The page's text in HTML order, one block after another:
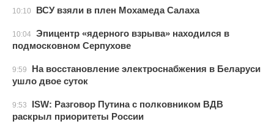
10:10 ВСУ взяли в плен Мохамеда Салаха
10:04 Эпицентр «ядерного взрыва» находился в
подмосковном Серпухове
9:59
На восстановление электроснабжения в Беларуси
ушло двое суток
9:53
ISW: Разговор Путина с полковником ВДВ
раскрыл приоритеты России